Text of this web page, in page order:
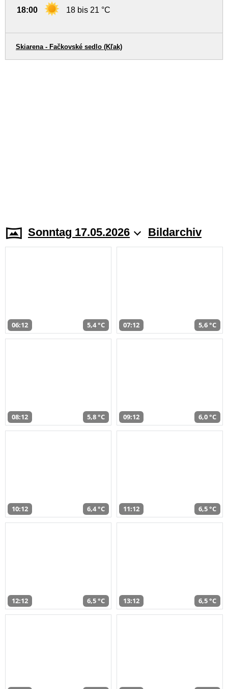
18:00 18 bis 21 °C
Skiarena - Fačkovské sedlo (Kľak)
Sonntag 17.05.2026 Bildarchiv
06:12 5,4 °C 07:12 5,6 °C
08:12 5,8 °C 09:12 6,0 °C
10:12 6,4 °C 11:12 6,5 °C
12:12 6,5 °C 13:12 6,5 °C